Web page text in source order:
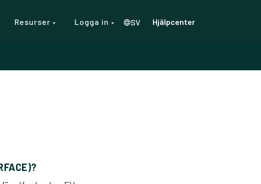
Resurser Logga in SV Hjälpcenter